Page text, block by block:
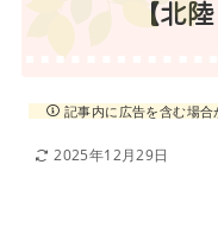
【北
記事内に広告を含む場合
2025年12月29日